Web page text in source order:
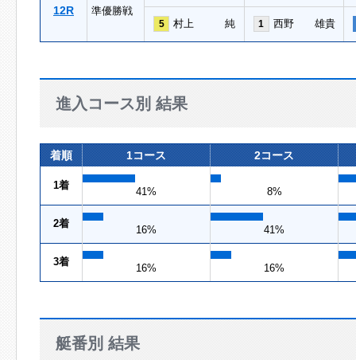
12R 準優勝戦
5 村上 純 1 西野 雄貴
進入コース別 結果
着順 1コース 2コース
1着
41% 8%
2着
16% 41%
3着
16% 16%
艇番別 結果